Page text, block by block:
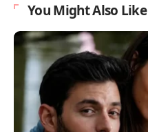
You Might Also Like